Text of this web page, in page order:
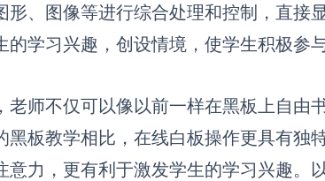
形、图像等进行综合处理和控制，直接
的学习兴趣，创设情境，使学生积极参
老师不仅可以像以前一样在黑板上自由
黑板教学相比，在线白板操作更具有独
意力，更有利于激发学生的学习兴趣。